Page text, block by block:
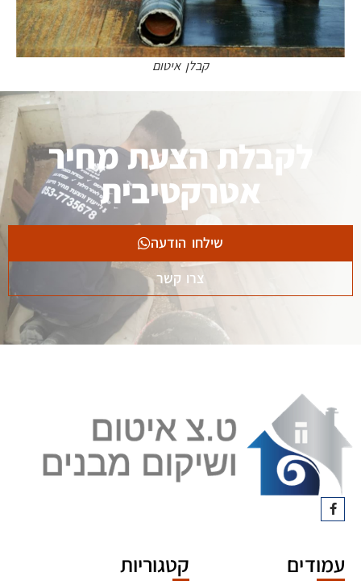
קבלן איטום
לקבלת הצעת מחיר
אטרקטיבית
שילחו הודעה
צרו קשר
עמודים קטגוריות